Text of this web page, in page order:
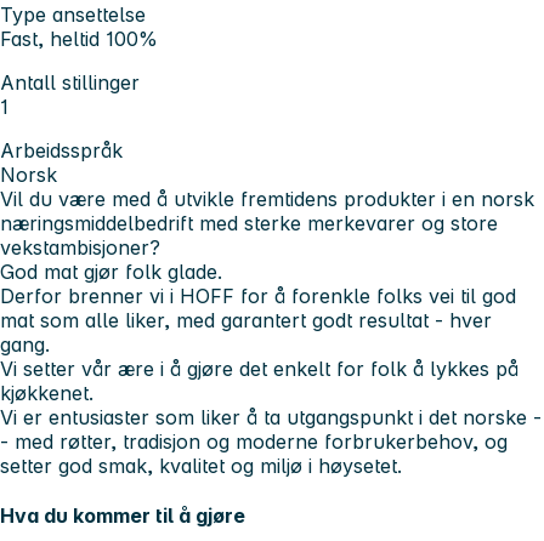
Type ansettelse
Fast, heltid 100%
Antall stillinger
1
Arbeidsspråk
Norsk
Vil du være med å utvikle fremtidens produkter i en norsk
næringsmiddelbedrift med sterke merkevarer og store
vekstambisjoner?
God mat gjør folk glade.
Derfor brenner vi i HOFF for å forenkle folks vei til god
mat som alle liker, med garantert godt resultat - hver
gang.
Vi setter vår ære i å gjøre det enkelt for folk å lykkes på
kjøkkenet.
Vi er entusiaster som liker å ta utgangspunkt i det norske -
- med røtter, tradisjon og moderne forbrukerbehov, og
setter god smak, kvalitet og miljø i høysetet.
Hva du kommer til å gjøre